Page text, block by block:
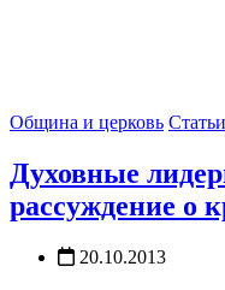
Община и церковь Статьи
Духовные
рассуждение о
20.10.2013